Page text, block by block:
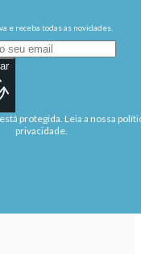
e receba todas as novidades.
protegida. Leia a nossa
privacidade.